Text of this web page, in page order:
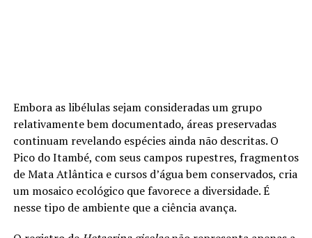
Embora as libélulas sejam consideradas um grupo
relativamente bem documentado, áreas preservadas
continuam revelando espécies ainda não descritas. O
Pico do Itambé, com seus campos rupestres, fragmentos
de Mata Atlântica e cursos d’água bem conservados, cria
um mosaico ecológico que favorece a diversidade. É
nesse tipo de ambiente que a ciência avança.